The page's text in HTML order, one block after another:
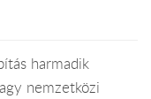
harmadik
nemzetközi